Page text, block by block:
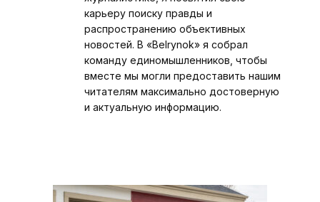
карьеру поиску правды и
распространению объективных
новостей. В «Belrynok» я собрал
команду единомышленников, чтобы
вместе мы могли предоставить нашим
читателям максимально достоверную
и актуальную информацию.